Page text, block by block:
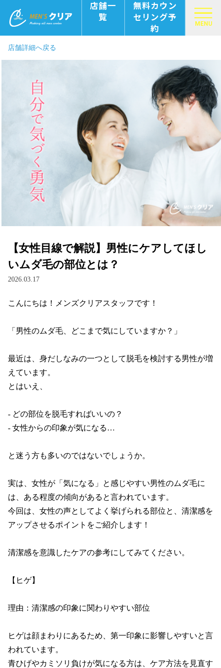
店舗一
覧
無料カウン
セリング予
約
MENU
店舗詳細へ戻る
【女性目線で解説】男性にケアしてほし
いムダ毛の部位とは？
2026.03.17
こんにちは！メンズクリアスタッフです！
「男性のムダ毛、どこまで気にしていますか？」
最近は、身だしなみの一つとして脱毛を検討する男性が増
えています。
とはいえ、
- どの部位を脱毛すればいいの？
- 女性からの印象が気になる…
と迷う方も多いのではないでしょうか。
実は、女性が「気になる」と感じやすい男性のムダ毛に
は、ある程度の傾向があると言われています。
今回は、女性の声としてよく挙げられる部位と、清潔感を
アップさせるポイントをご紹介します！
清潔感を意識したケアの参考にしてみてください。
【ヒゲ】
理由：清潔感の印象に関わりやすい部位
ヒゲは顔まわりにあるため、第一印象に影響しやすいと言
われています。
青ひげやカミソリ負けが気になる方は、ケア方法を見直す